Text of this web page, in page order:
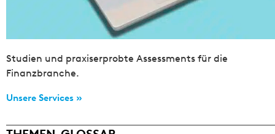
Studien und praxiserprobte Assessments für die
Finanzbranche.
Unsere Services »